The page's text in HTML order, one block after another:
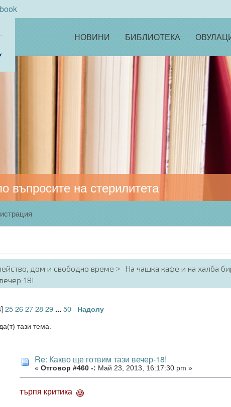
НОВИНИ БИБЛИОТЕКА
въпросите на стерилитета
дом и свободно време На чашка кафе и на халба
18!
] 2526272829 ... 50 Надолу
тази тема.
Re: Какво ще готвим тази вечер-18!
« Отговор #460 -: Май 23, 2013, 16:17:30 pm »
търпя критика